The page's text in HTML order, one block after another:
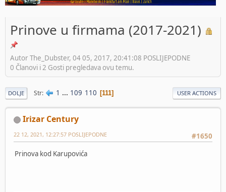
Prinove u firmama (2017-2021)
Autor The_Dubster, 04 05, 2017, 20:41:08 POSLIJEPODNE
0 Članovi i 2 Gosti pregledava ovu temu.
DOLJE Str 1 ... 109 110 111 USER ACTIONS
Irizar Century
#1650
22 12, 2021, 12:27:57 POSLIJEPODNE
Prinova kod Karupovića